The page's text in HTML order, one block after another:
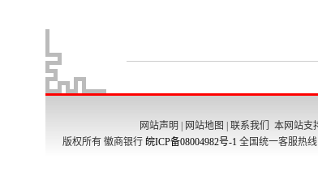
网站声明 网站地图 联系我们 本网站支
版权所有 徽商银行 皖ICP备08004982号-1 全国统一客服热线